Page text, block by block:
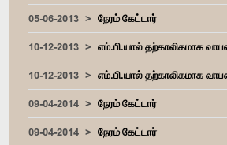
05-06-2013
நேரம் கேட்டார்
10-12-2013
எம்.பி.யால் தற்காலிகமாக
10-12-2013
எம்.பி.யால் தற்காலிகமாக
09-04-2014
நேரம் கேட்டார்
09-04-2014
நேரம் கேட்டார்